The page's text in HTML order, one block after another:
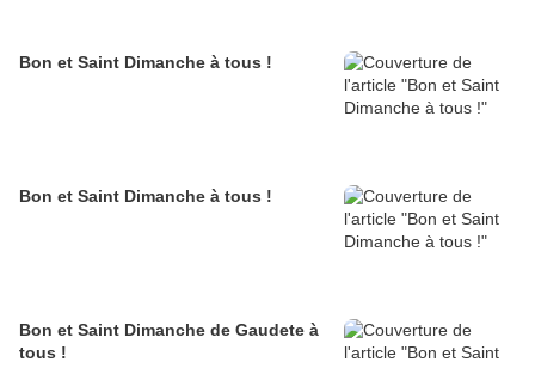
Bon et Saint Dimanche à tous !
Bon et Saint Dimanche à tous !
Bon et Saint Dimanche de Gaudete à
tous !